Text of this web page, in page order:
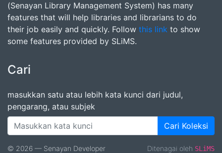
(Senayan Library Management System) has many
features that will help libraries and librarians to do
their job easily and quickly. Follow this link to show
some features provided by SLiMS.
Cari
masukkan satu atau lebih kata kunci dari judul,
pengarang, atau subjek
Cari Koleksi
© 2026 — Senayan Developer Ditenagai oleh SLiMS